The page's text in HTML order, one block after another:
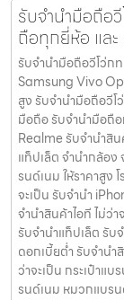
รับจำนำมือถือ
ถือทุกยี่ห้อ แล
รับจำนำมือถือวีโว่ก
Samsung Vivo
สูง รับจำนำมือถือวีโ
มือถือ รับจำนำมือถื
Realme รับจำนำสิน
แท็ปเล็ต จำนำกล้อง
รนด์เนม ให้ราคาสูง
จะเป็น รับจำนำ
จำนำสินค้าไอที ไม่ว่
รับจำนำแท็ปเล็ต รับ
ดอกเบี้ยต่ำ รับจำน
ว่าจะเป็น กระเป๋าแ
รนด์เนม หมวกแบร